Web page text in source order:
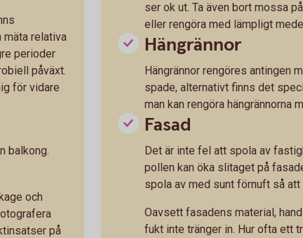
mäta relativa
perioder
påväxt.
för vidare
balkong.
och
på
ser ok ut. Ta även bort mossa
eller rengöra med lämpligt
Hängrännor
Hängrännor rengöres antingen
spade, alternativt finns det
man kan rengöra hängrännorna
Fasad
Det är inte fel att spola av
pollen kan öka slitaget på
spola av med sunt förnuft så
Oavsett fasadens material,
fukt inte tränger in. Hur ofta ett